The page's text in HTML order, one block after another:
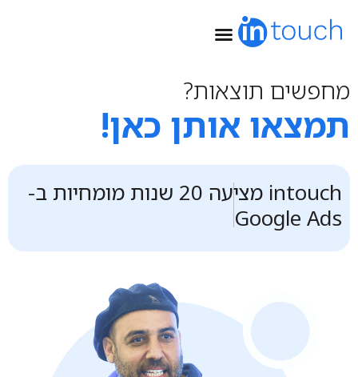
מחפשים תוצאות?
תמצאו אותן כאן!
intouch מציעה 20 שנות מומחיות ב-
Google Ads